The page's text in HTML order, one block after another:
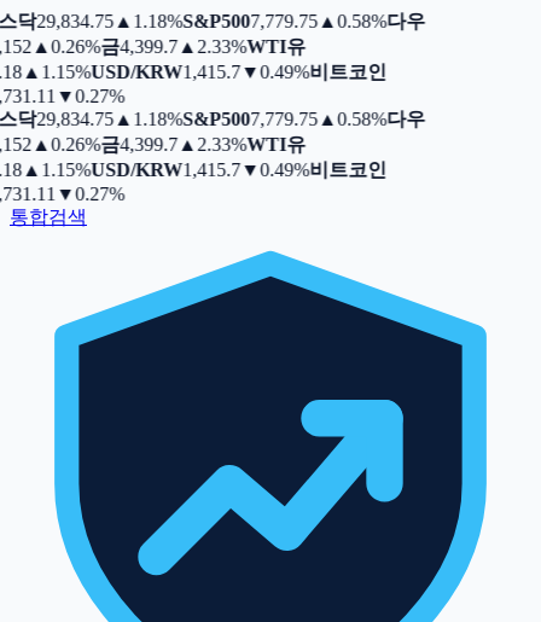
닥29,834.75▲ 1.18%S&P5007,779.75▲0.58%다우
▲0.26%금4,399.7▲ 2.33%WTI유
▲ 1.15%USD/KRW1,415.7▼0.49%비트코인
▼0.27%
닥29,834.75▲ 1.18%S&P5007,779.75▲0.58%다우
▲0.26%금4,399.7▲ 2.33%WTI유
▲ 1.15%USD/KRW1,415.7▼0.49%비트코인
▼0.27%
통합검색